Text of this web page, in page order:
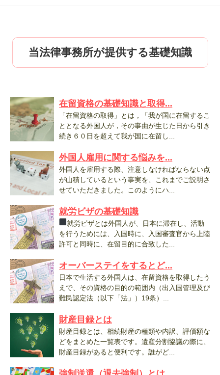
当法律事務所が提供する基礎知識
在留資格の基礎知識と取得...
「在留資格の取得」とは，「我が国に在留するこ
ととなる外国人が，その事由が生じた日から引き
続き６０日を超えて我が国に在留し...
外国人雇用に関する悩みを...
外国人を雇用する際、注意しなければならない点
が山積しているという事実を、これまでご説明さ
せていただきました。このようにハ...
就労ビザの基礎知識
就労ビザとは外国人が、日本に滞在し、活動
を行うためには、入国時に、入国審査官から上陸
許可と同時に、在留目的に合致した...
オーバーステイをするとど...
日本で生活する外国人は、在留資格を取得したう
えで、その資格の目的の範囲内（出入国管理及び
難民認定法（以下「法」）19条）...
財産目録とは
財産目録とは、相続財産の種類や内訳、評価額な
どをまとめた一覧表です。遺産分割協議の際に、
財産目録があると便利です。誰がど...